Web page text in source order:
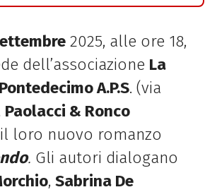
2025, alle ore 18,
dell’associazione La
A.P.S. (via
Paolacci & Ronco
loro nuovo romanzo
. Gli autori dialogano
, Sabrina De